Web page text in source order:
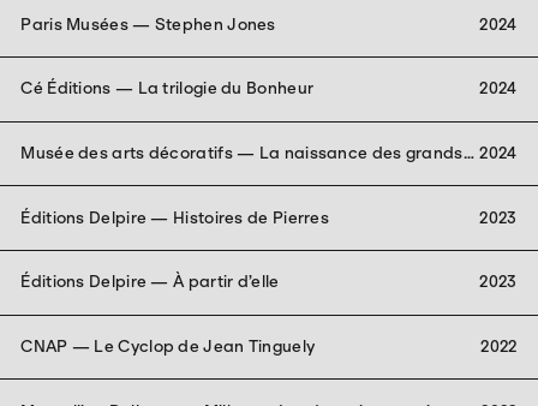
Paris Musées — Stephen Jones 2024
Cé Éditions — La trilogie du Bonheur 2024
Musée des arts décoratifs — La naissance des grands
2024
Éditions Delpire — Histoires de Pierres 2023
Éditions Delpire — À partir d’elle 2023
CNAP — Le Cyclop de Jean Tinguely 2022